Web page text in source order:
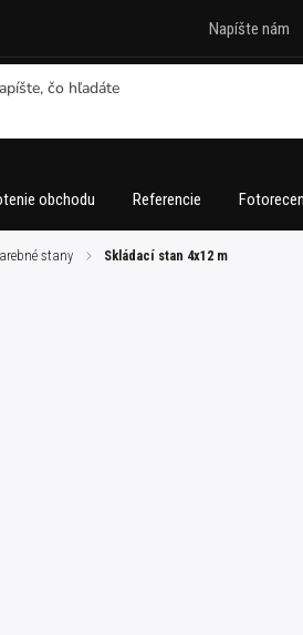
Napíšte nám
obchodu Referencie
stany / Skládací stan 4x12 m